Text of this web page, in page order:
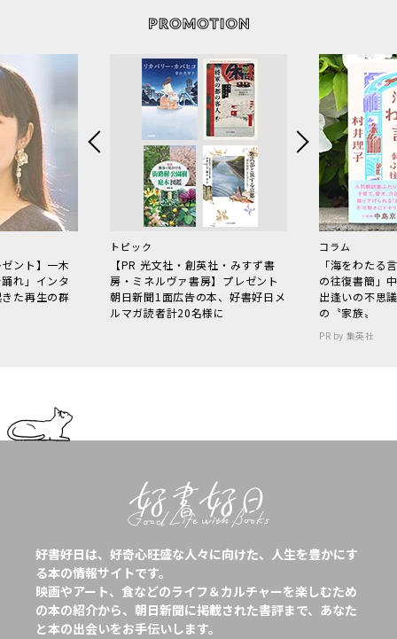
ント】一木
れ」インタ
た再生の群
トピック
【PR 光文社・創英社・みすず書
房・ミネルヴァ書房】プレゼント
朝日新聞1面広告の本、好書好日メ
ルマガ読者計20名様に
コラム
「海をわた
の往復書簡」
出逢いの不思
の〝家族〟
PR by 集英社
好書好日は、好奇心旺盛な人々に向けた、人生を豊かにす
る本の情報サイトです。
映画やアート、食などのライフ＆カルチャーを楽しむため
の本の紹介から、朝日新聞に掲載された書評まで、あなた
と本の出会いをお手伝いします。